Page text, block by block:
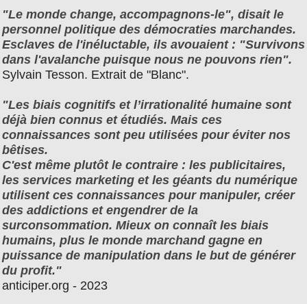
"Le monde change, accompagnons-le", disait le
personnel politique des démocraties marchandes.
Esclaves de l'inéluctable, ils avouaient : "Survivons
dans l'avalanche puisque nous ne pouvons rien".
Sylvain Tesson. Extrait de "Blanc".
"Les biais cognitifs et l’irrationalité humaine sont
déjà bien connus et étudiés. Mais ces
connaissances sont peu utilisées pour éviter nos
bêtises.
C'est même plutôt le contraire : les publicitaires,
les services marketing et les géants du numérique
utilisent ces connaissances pour manipuler, créer
des addictions et engendrer de la
surconsommation. Mieux on connaît les biais
humains, plus le monde marchand gagne en
puissance de manipulation dans le but de générer
du profit."
anticiper.org - 2023